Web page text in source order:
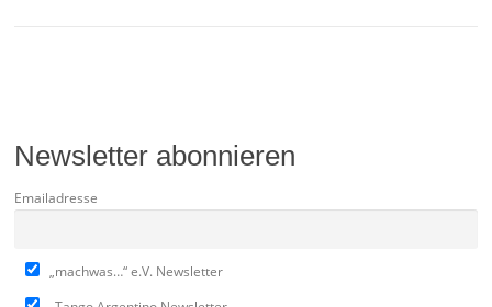
Newsletter abonnieren
Emailadresse
„machwas…“ e.V. Newsletter